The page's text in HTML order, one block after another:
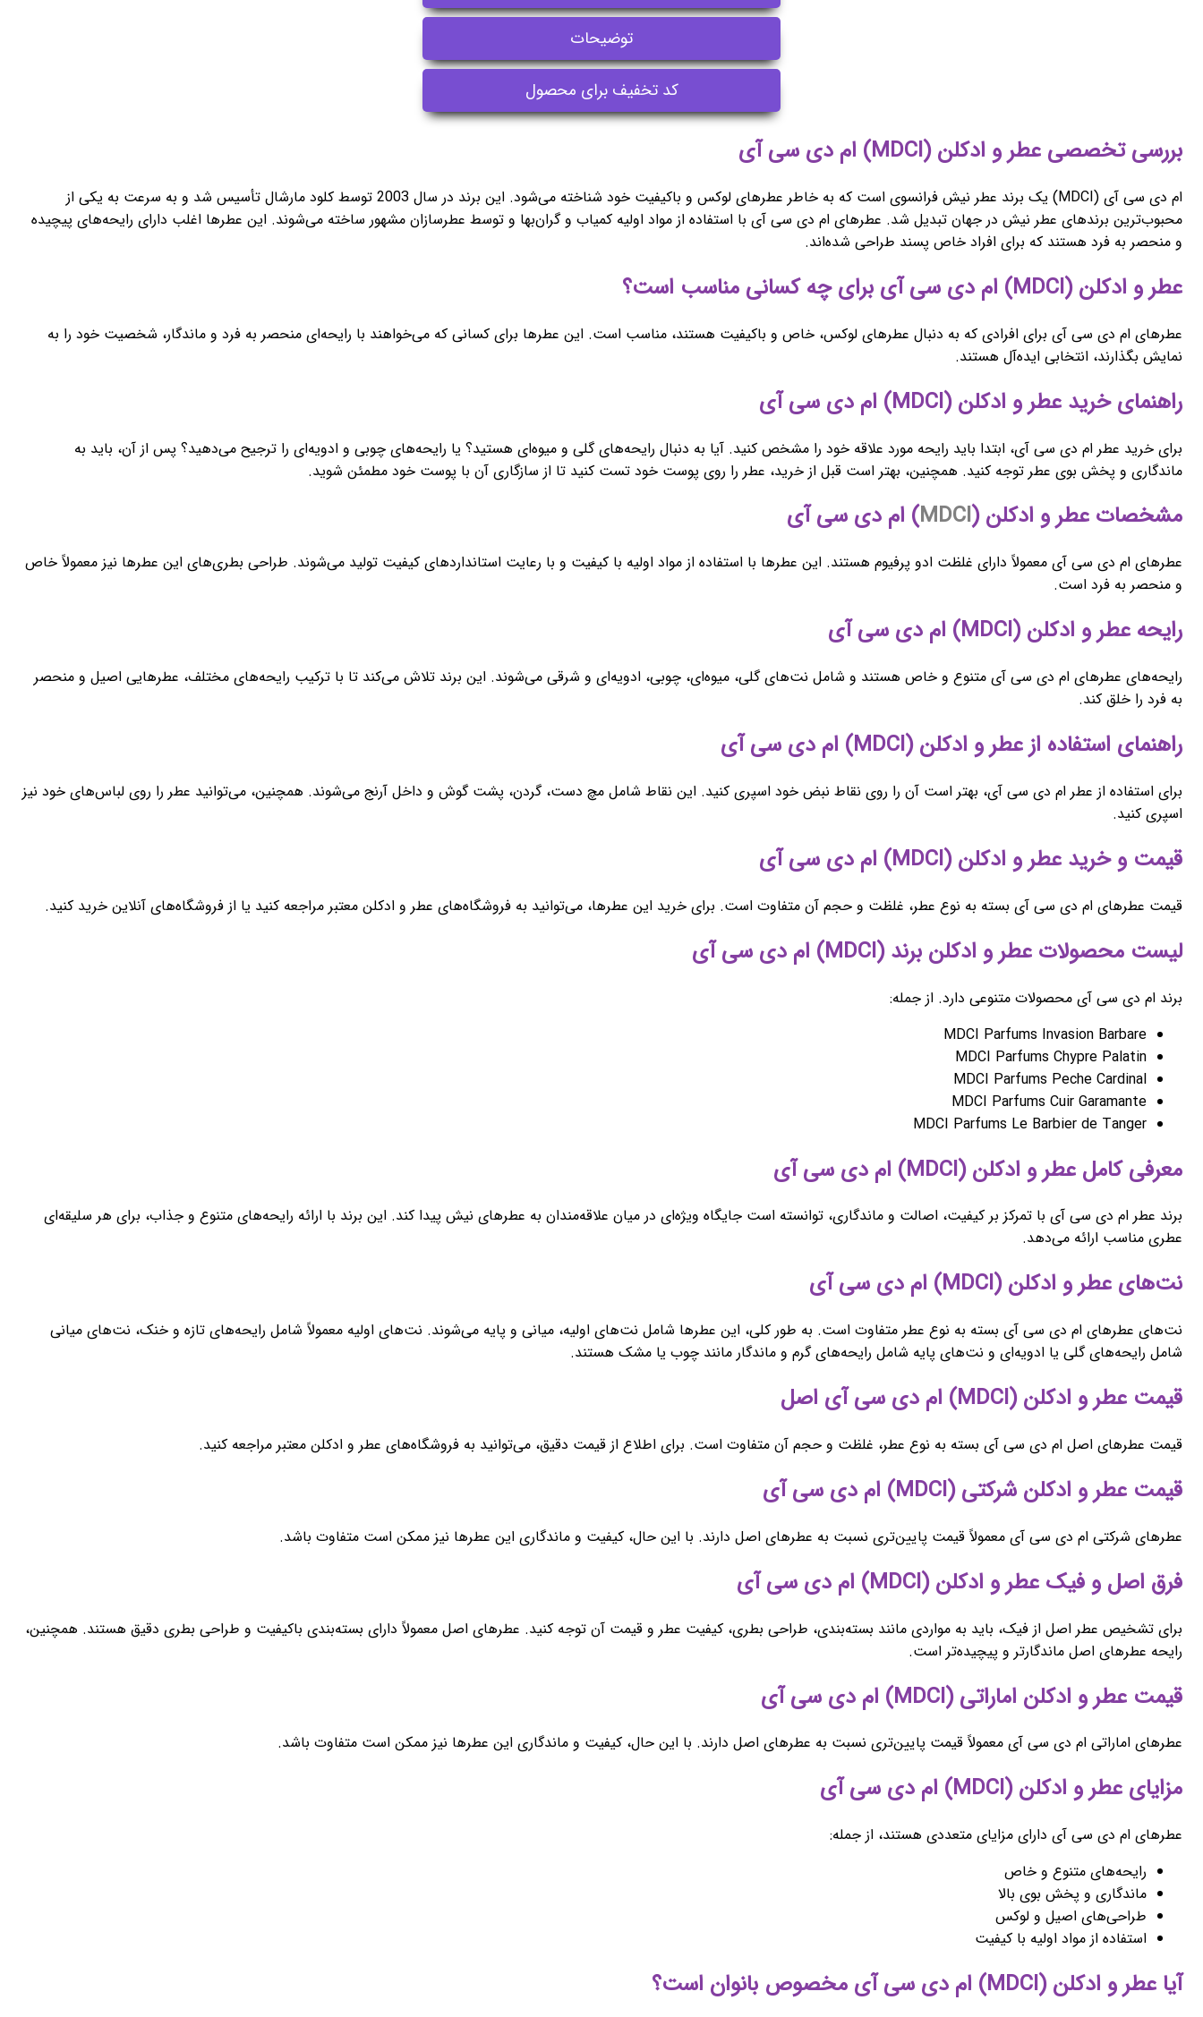
توضیحات
کد تخفیف برای محصول
بررسی تخصصی عطر و ادکلن (MDCI) ام دی سی آی
ام دی سی آی (MDCI) یک برند عطر نیش فرانسوی است که به خاطر عطرهای لوکس و باکیفیت خود شناخته می‌شود. این برند در سال 2003 توسط کلود مارشال تأسیس شد و به سرعت به یکی از
محبوب‌ترین برندهای عطر نیش در جهان تبدیل شد. عطرهای ام دی سی آی با استفاده از مواد اولیه کمیاب و گران‌بها و توسط عطرسازان مشهور ساخته می‌شوند. این عطرها اغلب دارای رایحه‌های پیچیده
و منحصر به فرد هستند که برای افراد خاص پسند طراحی شده‌اند.
عطر و ادکلن (MDCI) ام دی سی آی برای چه کسانی مناسب است؟
عطرهای ام دی سی آی برای افرادی که به دنبال عطرهای لوکس، خاص و باکیفیت هستند، مناسب است. این عطرها برای کسانی که می‌خواهند با رایحه‌ای منحصر به فرد و ماندگار، شخصیت خود را به
نمایش بگذارند، انتخابی ایده‌آل هستند.
راهنمای خرید عطر و ادکلن (MDCI) ام دی سی آی
برای خرید عطر ام دی سی آی، ابتدا باید رایحه مورد علاقه خود را مشخص کنید. آیا به دنبال رایحه‌های گلی و میوه‌ای هستید؟ یا رایحه‌های چوبی و ادویه‌ای را ترجیح می‌دهید؟ پس از آن، باید به
ماندگاری و پخش بوی عطر توجه کنید. همچنین، بهتر است قبل از خرید، عطر را روی پوست خود تست کنید تا از سازگاری آن با پوست خود مطمئن شوید.
مشخصات عطر و ادکلن (MDCI) ام دی سی آی
عطرهای ام دی سی آی معمولاً دارای غلظت ادو پرفیوم هستند. این عطرها با استفاده از مواد اولیه با کیفیت و با رعایت استانداردهای کیفیت تولید می‌شوند. طراحی بطری‌های این عطرها نیز معمولاً خاص
و منحصر به فرد است.
رایحه عطر و ادکلن (MDCI) ام دی سی آی
رایحه‌های عطرهای ام دی سی آی متنوع و خاص هستند و شامل نت‌های گلی، میوه‌ای، چوبی، ادویه‌ای و شرقی می‌شوند. این برند تلاش می‌کند تا با ترکیب رایحه‌های مختلف، عطرهایی اصیل و منحصر
به فرد را خلق کند.
راهنمای استفاده از عطر و ادکلن (MDCI) ام دی سی آی
برای استفاده از عطر ام دی سی آی، بهتر است آن را روی نقاط نبض خود اسپری کنید. این نقاط شامل مچ دست، گردن، پشت گوش و داخل آرنج می‌شوند. همچنین، می‌توانید عطر را روی لباس‌های خود نیز
اسپری کنید.
قیمت و خرید عطر و ادکلن (MDCI) ام دی سی آی
قیمت عطرهای ام دی سی آی بسته به نوع عطر، غلظت و حجم آن متفاوت است. برای خرید این عطرها، می‌توانید به فروشگاه‌های عطر و ادکلن معتبر مراجعه کنید یا از فروشگاه‌های آنلاین خرید کنید.
لیست محصولات عطر و ادکلن برند (MDCI) ام دی سی آی
برند ام دی سی آی محصولات متنوعی دارد. از جمله:
MDCI Parfums Invasion Barbare
MDCI Parfums Chypre Palatin
MDCI Parfums Peche Cardinal
MDCI Parfums Cuir Garamante
MDCI Parfums Le Barbier de Tanger
معرفی کامل عطر و ادکلن (MDCI) ام دی سی آی
برند عطر ام دی سی آی با تمرکز بر کیفیت، اصالت و ماندگاری، توانسته است جایگاه ویژه‌ای در میان علاقه‌مندان به عطرهای نیش پیدا کند. این برند با ارائه رایحه‌های متنوع و جذاب، برای هر سلیقه‌ای
عطری مناسب ارائه می‌دهد.
نت‌های عطر و ادکلن (MDCI) ام دی سی آی
نت‌های عطرهای ام دی سی آی بسته به نوع عطر متفاوت است. به طور کلی، این عطرها شامل نت‌های اولیه، میانی و پایه می‌شوند. نت‌های اولیه معمولاً شامل رایحه‌های تازه و خنک، نت‌های میانی
شامل رایحه‌های گلی یا ادویه‌ای و نت‌های پایه شامل رایحه‌های گرم و ماندگار مانند چوب یا مشک هستند.
قیمت عطر و ادکلن (MDCI) ام دی سی آی اصل
قیمت عطرهای اصل ام دی سی آی بسته به نوع عطر، غلظت و حجم آن متفاوت است. برای اطلاع از قیمت دقیق، می‌توانید به فروشگاه‌های عطر و ادکلن معتبر مراجعه کنید.
قیمت عطر و ادکلن شرکتی (MDCI) ام دی سی آی
عطرهای شرکتی ام دی سی آی معمولاً قیمت پایین‌تری نسبت به عطرهای اصل دارند. با این حال، کیفیت و ماندگاری این عطرها نیز ممکن است متفاوت باشد.
فرق اصل و فیک عطر و ادکلن (MDCI) ام دی سی آی
برای تشخیص عطر اصل از فیک، باید به مواردی مانند بسته‌بندی، طراحی بطری، کیفیت عطر و قیمت آن توجه کنید. عطرهای اصل معمولاً دارای بسته‌بندی باکیفیت و طراحی بطری دقیق هستند. همچنین،
رایحه عطرهای اصل ماندگارتر و پیچیده‌تر است.
قیمت عطر و ادکلن اماراتی (MDCI) ام دی سی آی
عطرهای اماراتی ام دی سی آی معمولاً قیمت پایین‌تری نسبت به عطرهای اصل دارند. با این حال، کیفیت و ماندگاری این عطرها نیز ممکن است متفاوت باشد.
مزایای عطر و ادکلن (MDCI) ام دی سی آی
عطرهای ام دی سی آی دارای مزایای متعددی هستند، از جمله:
رایحه‌های متنوع و خاص
ماندگاری و پخش بوی بالا
طراحی‌های اصیل و لوکس
استفاده از مواد اولیه با کیفیت
آیا عطر و ادکلن (MDCI) ام دی سی آی مخصوص بانوان است؟